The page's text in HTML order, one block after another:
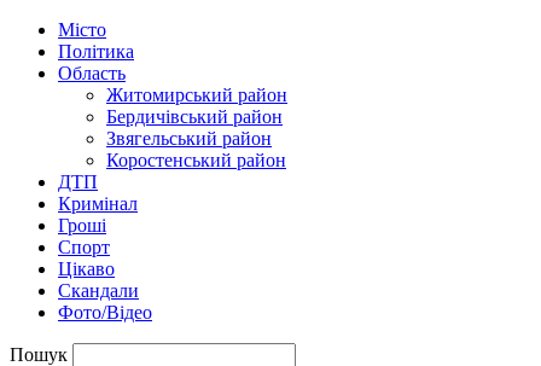
Місто
Політика
Область
Житомирський район
Бердичівський район
Звягельський район
Коростенський район
ДТП
Кримінал
Гроші
Спорт
Цікаво
Скандали
Фото/Відео
Пошук